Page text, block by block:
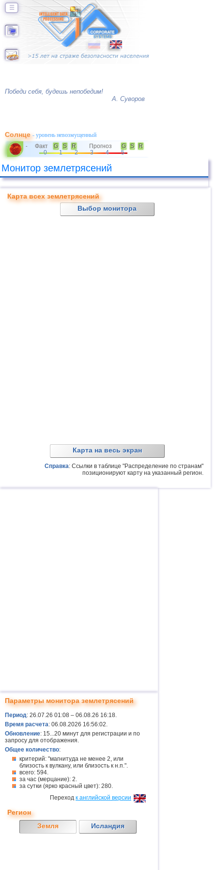
☰
Победи себя, будешь непобедим!
А. Суворов
Солнце- уровень невозмущенный
- Факт G S R Прогноз G S
R
0
1 2 3 4 5
Монитор землетрясений
Карта всех землетрясений
Выбор монитора
Карта на весь экран
Справка: Ссылки в таблице "Распределение по странам"
позиционируют карту на указанный регион.
Параметры монитора землетрясений
Период: 26.07.26 01:08 – 06.08.26 16:18.
Время расчета: 06.08.2026 16:56:02.
Обновление: 15...20 минут для регистрации и по
запросу для отображения.
Общее количество:
критерий: "магнитуда не менее 2, или
близость к вулкану, или близость к н.п.".
всего: 594.
за час (мерцание): 2.
за сутки (ярко красный цвет): 280.
Переход к английской версии
Регион
Земля
Исландия